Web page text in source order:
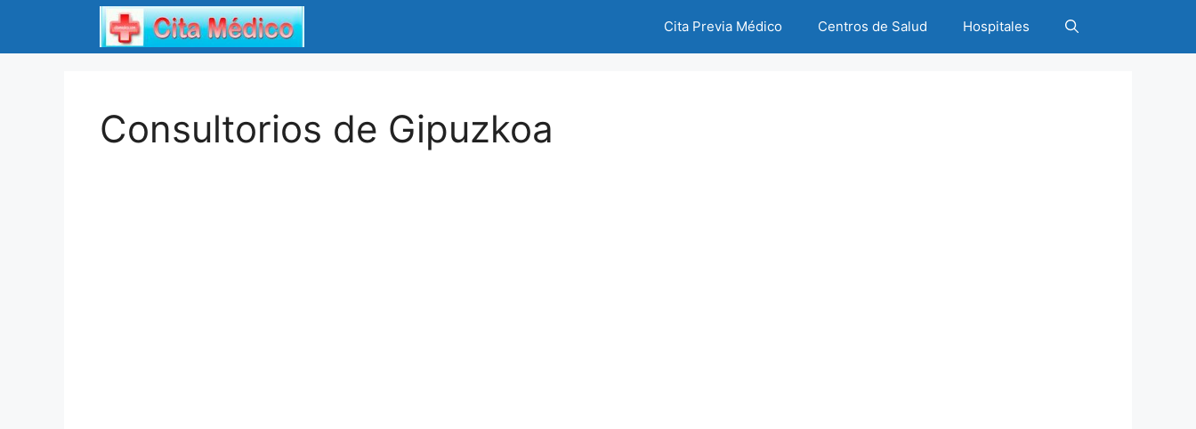
contenido
Cita Previa Médico Centros de Salud Hospitales
Consultorios de Gipuzkoa